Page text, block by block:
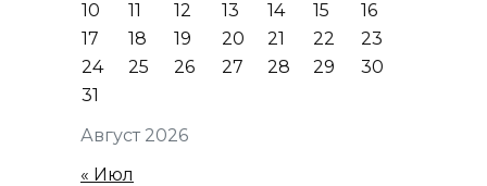
Август 2026
10
11 12 13 14 15
16
17
18 19 20 21 22
23
24
25 26 27 28 29
30
31
« Июл